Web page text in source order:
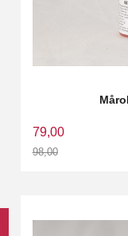
79,00
98,00